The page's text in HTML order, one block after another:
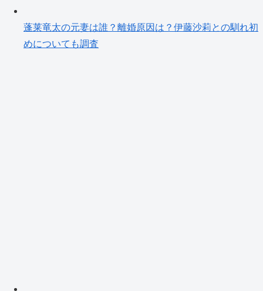
蓬莱竜太の元妻は誰？離婚原因は？伊藤沙莉との馴れ初
めについても調査